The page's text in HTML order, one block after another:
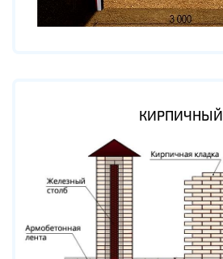
КИРПИЧНЫЙ